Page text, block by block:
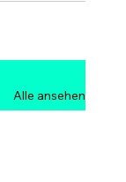
Alle ansehen